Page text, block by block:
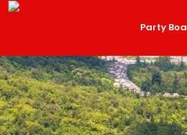
Party